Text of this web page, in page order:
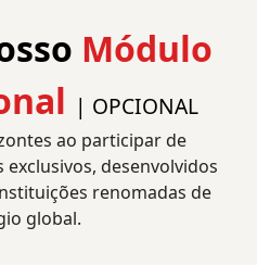
Módulo
| OPCIONAL
ao participar de
desenvolvidos
renomadas de
global.